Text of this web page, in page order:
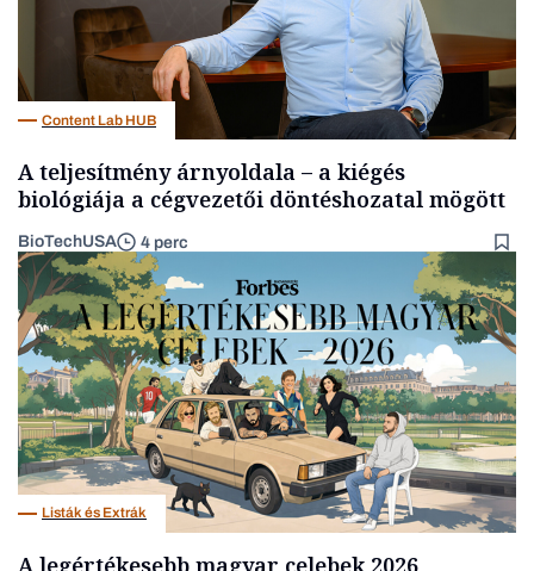
Content Lab HUB
A teljesítmény árnyoldala – a kiégés
biológiája a cégvezetői döntéshozatal mögött
BioTechUSA 4 perc
Listák és Extrák
A legértékesebb magyar celebek 2026